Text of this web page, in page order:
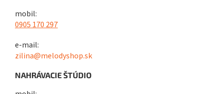
mobil:
0905 170 297
e-mail:
zilina@melodyshop.sk
NAHRÁVACIE ŠTÚDIO